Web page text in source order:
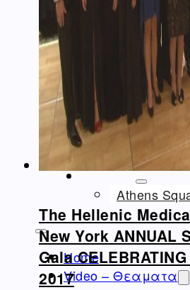
Ομογένεια
Ελλάδα
Ιατρικά –
Real
ΝΈΑ
ΔΙΑΦΗΜΊΣΕΙΣ – ADS
ΚΑΛΛΙΤΕΧΝΙΚΆ-ARTS-MUSIC
Athens
Home
Video – Θεαματα
The Hellenic
New York ANNUAL
Gala
2017